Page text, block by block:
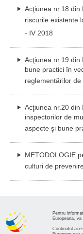
Acţiunea nr.18 din
riscurile existente
- IV 2018
Acţiunea nr.19 din
bune practici în
reglementărilor
Acţiunea nr.20 din
inspectorilor de
aspecte şi bune
METODOLOGIE
culturi de
Pentru
Europeana,
Continutul